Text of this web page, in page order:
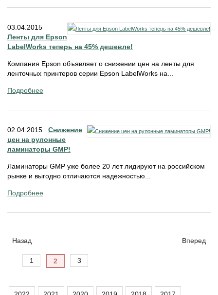
03.04.2015
Ленты для Epson
LabelWorks теперь на 45% дешевле!
Компания Epson объявляет о снижении цен на ленты для
ленточных принтеров серии Epson LabelWorks на...
Подробнее
02.04.2015 Снижение
цен на рулонные
ламинаторы GMP!
Ламинаторы GMP уже более 20 лет лидируют на российском
рынке и выгодно отличаются надежностью...
Подробнее
Назад Вперед
1 2 3